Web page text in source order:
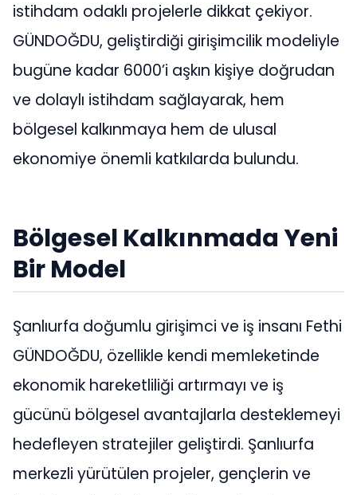
istihdam odaklı projelerle dikkat çekiyor.
GÜNDOĞDU, geliştirdiği girişimcilik modeliyle
bugüne kadar 6000’i aşkın kişiye doğrudan
ve dolaylı istihdam sağlayarak, hem
bölgesel kalkınmaya hem de ulusal
ekonomiye önemli katkılarda bulundu.
Bölgesel Kalkınmada Yeni
Bir Model
Şanlıurfa doğumlu girişimci ve iş insanı Fethi
GÜNDOĞDU, özellikle kendi memleketinde
ekonomik hareketliliği artırmayı ve iş
gücünü bölgesel avantajlarla desteklemeyi
hedefleyen stratejiler geliştirdi. Şanlıurfa
merkezli yürütülen projeler, gençlerin ve